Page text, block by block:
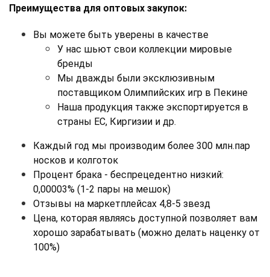
Преимущества для оптовых закупок:
Вы можете быть уверены в качестве
У нас шьют свои коллекции мировые
бренды
Мы дважды были эксклюзивным
поставщиком Олимпийских игр в Пекине
Наша продукция также экспортируется в
страны ЕС, Киргизии и др.
Каждый год мы производим более 300 млн.пар
носков и колготок
Процент брака - беспрецедентно низкий:
0,00003% (1-2 пары на мешок)
Отзывы на маркетплейсах 4,8-5 звезд
Цена, которая являясь доступной позволяет вам
хорошо зарабатывать (можно делать наценку от
100%)